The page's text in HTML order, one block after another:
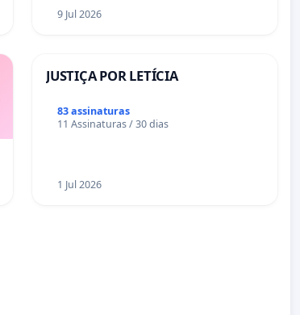
9 Jul 2026
JUSTIÇA POR LETÍCIA
83 assinaturas
11 Assinaturas / 30 dias
1 Jul 2026